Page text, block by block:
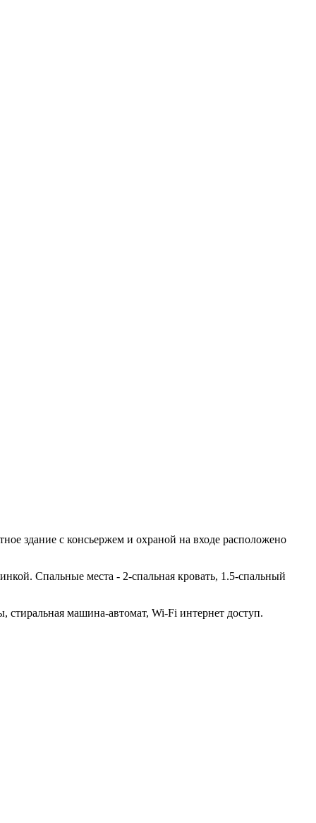
здание с консьержем и охраной на входе расположено
Спальные места - 2-спальная кровать, 1.5-спальный
машина-автомат, Wi-Fi интернет доступ.